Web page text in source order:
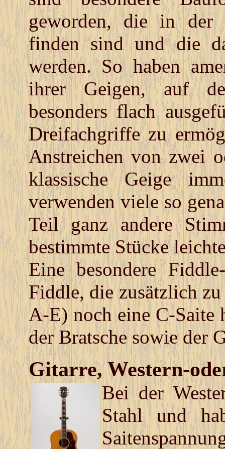
geworden, die in der
finden sind und die
werden. So haben
ihrer Geigen, auf
besonders flach
Dreifachgriffe zu
Anstreichen von zwei
klassische Geige
verwenden viele so
Teil ganz andere
bestimmte Stücke
Eine besondere
Fiddle, die zusätzlich
A-E) noch eine C-Saite
der Bratsche sowie der
Gitarre, Western-
Bei der
Stahl und